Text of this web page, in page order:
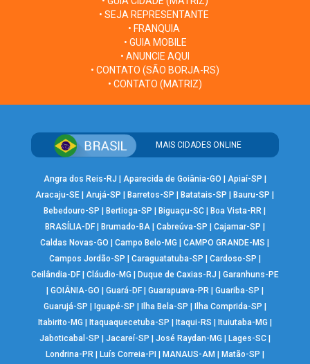
• SEJA REPRESENTANTE
• FRANQUIA
• GUIA MOBILE
• ANUNCIE AQUI
• CONTATO (SÃO BORJA-RS)
• CONTATO (MATRIZ)
MAIS CIDADES ONLINE
Angra dos Reis-RJ | Aparecida de Goiânia-GO | Apiaí-SP |
Aracaju-SE | Arujá-SP |Barretos-SP |Batatais-SP |Bauru-SP |
Bebedouro-SP |Bertioga-SP |Biguaçu-SC |Boa Vista-RR |
BRASÍLIA-DF| Brumado-BA| Cabreúva-SP | Cajamar-SP |
Caldas Novas-GO |Campo Belo-MG |CAMPO GRANDE-MS |
Campos Jordão-SP | Caraguatatuba-SP | Cardoso-SP |
Ceilândia-DF| Cláudio-MG | Duque de Caxias-RJ | Garanhuns-PE
| GOIÂNIA-GO | Guará-DF| Guarapuava-PR | Guariba-SP |
Guarujá-SP | Iguapé-SP | Ilha Bela-SP | Ilha Comprida-SP |
Itabirito-MG | Itaquaquecetuba-SP | Itaqui-RS | Ituiutaba-MG |
Jaboticabal-SP | Jacareí-SP | José Raydan-MG | Lages-SC|
Londrina-PR | Luís Correia-PI | MANAUS-AM | Matão-SP |